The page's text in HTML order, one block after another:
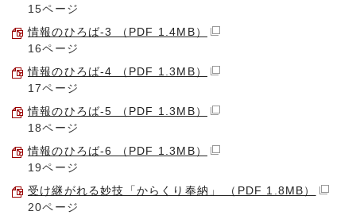
15ページ
情報のひろば-3 （PDF 1.4MB）
16ページ
情報のひろば-4 （PDF 1.3MB）
17ページ
情報のひろば-5 （PDF 1.3MB）
18ページ
情報のひろば-6 （PDF 1.3MB）
19ページ
受け継がれる妙技「からくり奉納」 （PDF 1.8MB）
20ページ